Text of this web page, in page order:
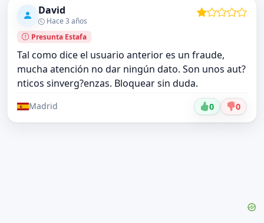
David
Hace 3 años
Presunta Estafa
Tal como dice el usuario anterior es un fraude,
mucha atención no dar ningún dato. Son unos aut?
nticos sinverg?enzas. Bloquear sin duda.
Madrid 0 0